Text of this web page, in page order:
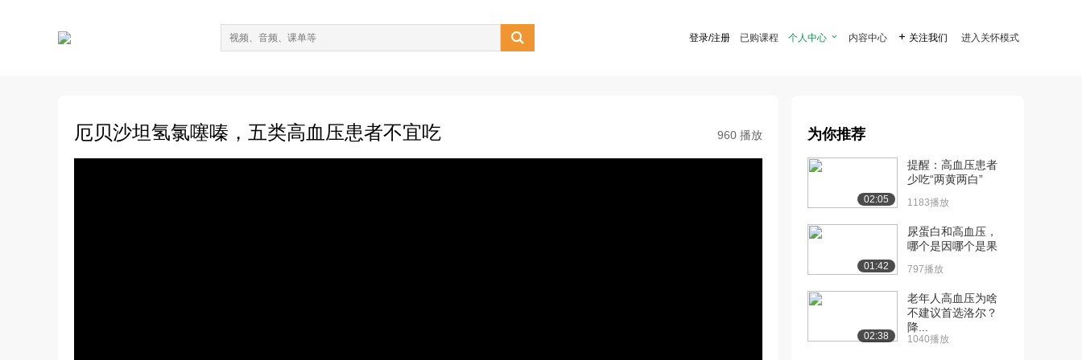
 登录/注册 已购课程 个人中心  内容中心  关注我们 进入关怀模式
厄贝沙坦氢氯噻嗪，五类高血压患者不宜吃 960 播放 为你推荐
02:05
提醒：高血压患者
少吃“两黄两白”
1183播放
01:42
尿蛋白和高血压，
哪个是因哪个是果
797播放
02:38
老年人高血压为啥
不建议首选洛尔？
降...
1040播放